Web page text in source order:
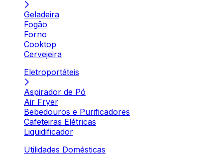
Geladeira
Fogão
Forno
Cooktop
Cervejeira
Eletroportáteis
Aspirador de Pó
Air Fryer
Bebedouros e Purificadores
Cafeteiras Elétricas
Liquidificador
Utilidades Domésticas